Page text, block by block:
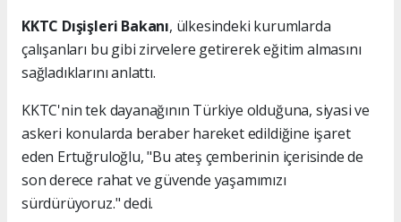
KKTC Dışişleri Bakanı, ülkesindeki kurumlarda
çalışanları bu gibi zirvelere getirerek eğitim almasını
sağladıklarını anlattı.
KKTC'nin tek dayanağının Türkiye olduğuna, siyasi ve
askeri konularda beraber hareket edildiğine işaret
eden Ertuğruloğlu, "Bu ateş çemberinin içerisinde de
son derece rahat ve güvende yaşamımızı
sürdürüyoruz." dedi.